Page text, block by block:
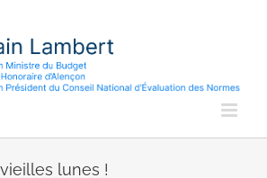
lunes !